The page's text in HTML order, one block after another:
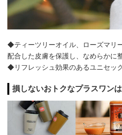
◆ティーツリーオイル、ローズマリ
配合した皮膚を保護し、なめらかに
◆リフレッシュ効果のあるユニセッ
損しないおトクなプラスワンは